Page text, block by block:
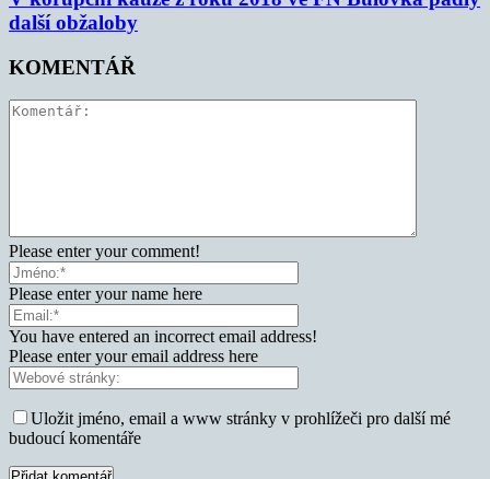
další obžaloby
KOMENTÁŘ
Please enter your comment!
Please enter your name here
You have entered an incorrect email address!
Please enter your email address here
Uložit jméno, email a www stránky v prohlížeči pro další mé
budoucí komentáře